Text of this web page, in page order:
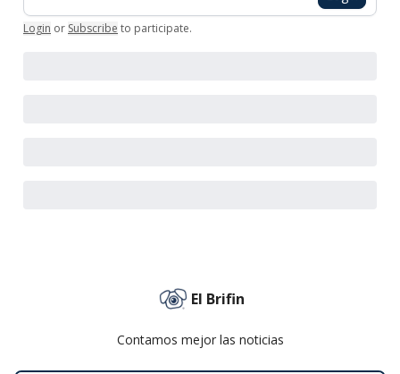
Login or Subscribe to participate.
El Brifin
Contamos mejor las noticias